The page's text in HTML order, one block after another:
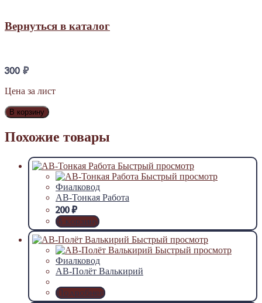
Вернуться в каталог
300₽
Цена за лист
В корзину
Похожие товары
Быстрый просмотр
Быстрый просмотр
Фиалковод
АВ-Тонкая Работа
200₽
В корзину
Быстрый просмотр
Быстрый просмотр
Фиалковод
АВ-Полёт Валькирий
Подробнее